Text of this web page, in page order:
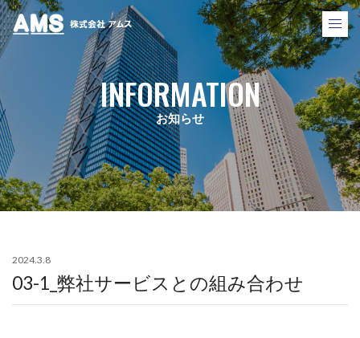
INFORMATION
お知らせ
2024.3.8
03-1_弊社サービスとの組み合わせ